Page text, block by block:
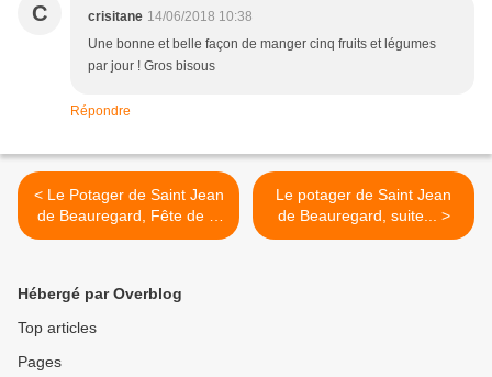
C crisitane 14/06/2018 10:38
Une bonne et belle façon de manger cinq fruits et légumes
par jour ! Gros bisous
Répondre
< Le Potager de Saint Jean
de Beauregard, Fête de la
Création Part 3
Le potager de Saint Jean
de Beauregard, suite... >
Hébergé par Overblog
Top articles
Pages